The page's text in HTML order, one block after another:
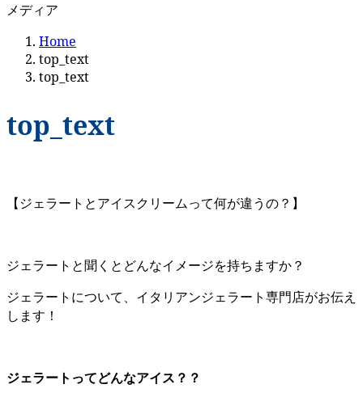
メディア
Home
top_text
top_text
top_text
【ジェラートとアイスクリームって何が違うの？】
ジェラートと聞くとどんなイメージを持ちますか？
ジェラートについて、イタリアンジェラート専門店がお伝え
します！
ジェラートってどんなアイス？？